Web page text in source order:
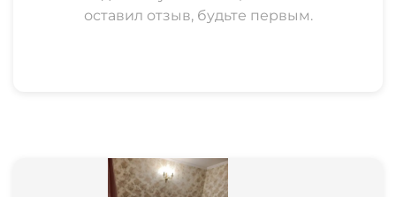
оставил отзыв, будьте первым.